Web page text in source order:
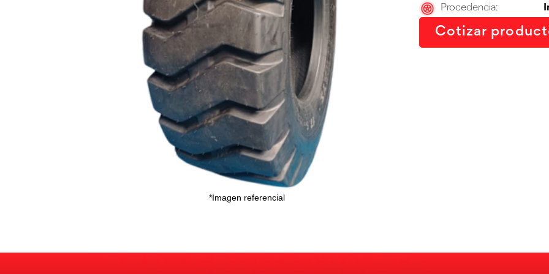
*Imagen referencial
Procedencia:
Cotizar